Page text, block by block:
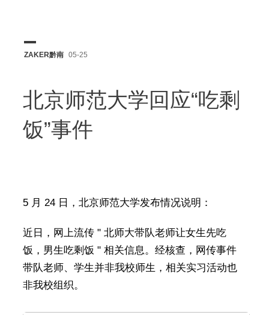
ZAKER黔南 05-25
北京师范大学回应“吃剩
饭”事件
5 月 24 日，北京师范大学发布情况说明：
近日，网上流传 " 北师大带队老师让女生先吃
饭，男生吃剩饭 " 相关信息。经核查，网传事件
带队老师、学生并非我校师生，相关实习活动也
非我校组织。